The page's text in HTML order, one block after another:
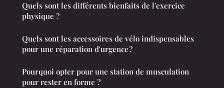
Quels sont les différents bienfaits de l'exercice
physique ?
Quels sont les accessoires de vélo indispensables
pour une réparation d'urgence ?
Pourquoi opter pour une station de musculation
pour rester en forme ?